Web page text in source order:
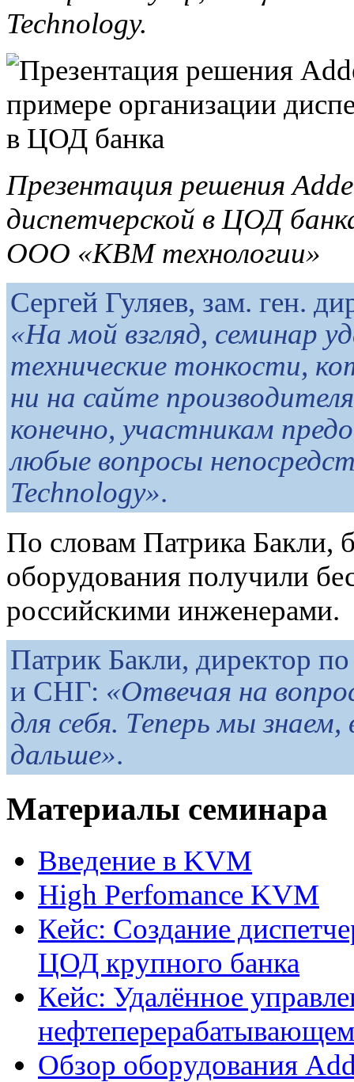
Technology.
Презентация решения
диспетчерской в ЦОД
ООО «КВМ технологии»
Сергей Гуляев, зам. ген.
«На мой взгляд, семинар
технические тонкости,
ни на сайте
конечно, участникам
любые вопросы
Technology».
По словам Патрика Бакли,
оборудования получили
российскими инженерами.
Патрик Бакли, директор
и СНГ: «Отвечая на
для себя. Теперь мы
дальше».
Материалы семинара
Введение в KVM
High Perfomance KVM
Кейс: Создание
ЦОД крупного банка
Кейс: Удалённое
Обзор оборудования